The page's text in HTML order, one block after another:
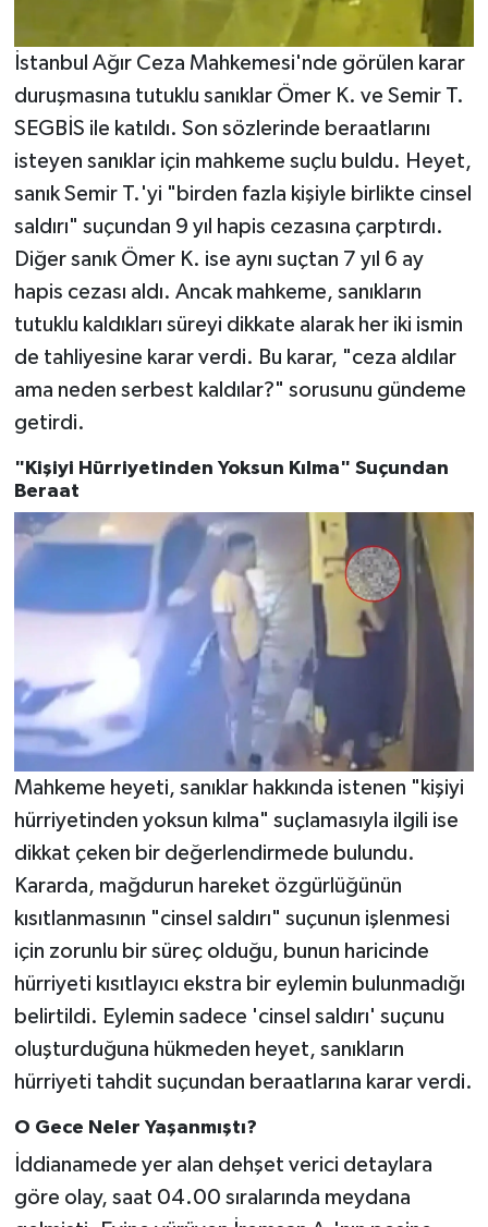
İstanbul Ağır Ceza Mahkemesi'nde görülen karar
duruşmasına tutuklu sanıklar Ömer K. ve Semir T.
SEGBİS ile katıldı. Son sözlerinde beraatlarını
isteyen sanıklar için mahkeme suçlu buldu. Heyet,
sanık Semir T.'yi "birden fazla kişiyle birlikte cinsel
saldırı" suçundan 9 yıl hapis cezasına çarptırdı.
Diğer sanık Ömer K. ise aynı suçtan 7 yıl 6 ay
hapis cezası aldı. Ancak mahkeme, sanıkların
tutuklu kaldıkları süreyi dikkate alarak her iki ismin
de tahliyesine karar verdi. Bu karar, "ceza aldılar
ama neden serbest kaldılar?" sorusunu gündeme
getirdi.
"Kişiyi Hürriyetinden Yoksun Kılma" Suçundan
Beraat
Mahkeme heyeti, sanıklar hakkında istenen "kişiyi
hürriyetinden yoksun kılma" suçlamasıyla ilgili ise
dikkat çeken bir değerlendirmede bulundu.
Kararda, mağdurun hareket özgürlüğünün
kısıtlanmasının "cinsel saldırı" suçunun işlenmesi
için zorunlu bir süreç olduğu, bunun haricinde
hürriyeti kısıtlayıcı ekstra bir eylemin bulunmadığı
belirtildi. Eylemin sadece 'cinsel saldırı' suçunu
oluşturduğuna hükmeden heyet, sanıkların
hürriyeti tahdit suçundan beraatlarına karar verdi.
O Gece Neler Yaşanmıştı?
İddianamede yer alan dehşet verici detaylara
göre olay, saat 04.00 sıralarında meydana